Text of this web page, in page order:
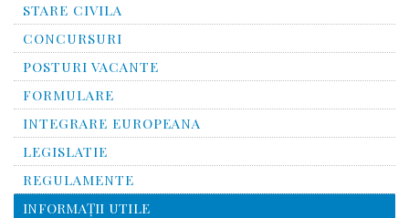
STARE CIVILA
CONCURSURI
POSTURI VACANTE
FORMULARE
INTEGRARE EUROPEANA
LEGISLATIE
REGULAMENTE
INFORMAŢII UTILE